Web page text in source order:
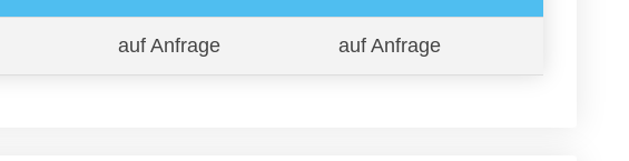
auf Anfrage auf Anfrage